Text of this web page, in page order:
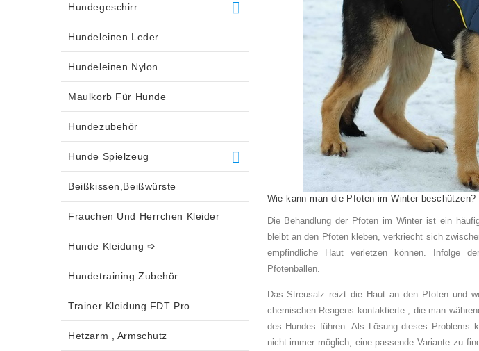
Wie kann man die Pfoten im Winter beschützen?
Die Behandlung der Pfoten im Winter ist ein
bleibt an den Pfoten kleben, verkriecht sich
empfindliche Haut verletzen können. Infolge
Pfotenballen.
Das Streusalz reizt die Haut an den Pfoten und
chemischen Reagens kontaktierte , die man
des Hundes führen. Als Lösung dieses Problems
nicht immer möglich, eine passende Variante zu
Hundegeschirr
Hundeleinen Leder
Hundeleinen Nylon
Maulkorb Für Hunde
Hundezubehör
Hunde Spielzeug
Beißkissen,Beißwürste
Frauchen Und Herrchen Kleider
Hunde Kleidung ➩
Hundetraining Zubehör
Trainer Kleidung FDT Pro
Hetzarm , Armschutz